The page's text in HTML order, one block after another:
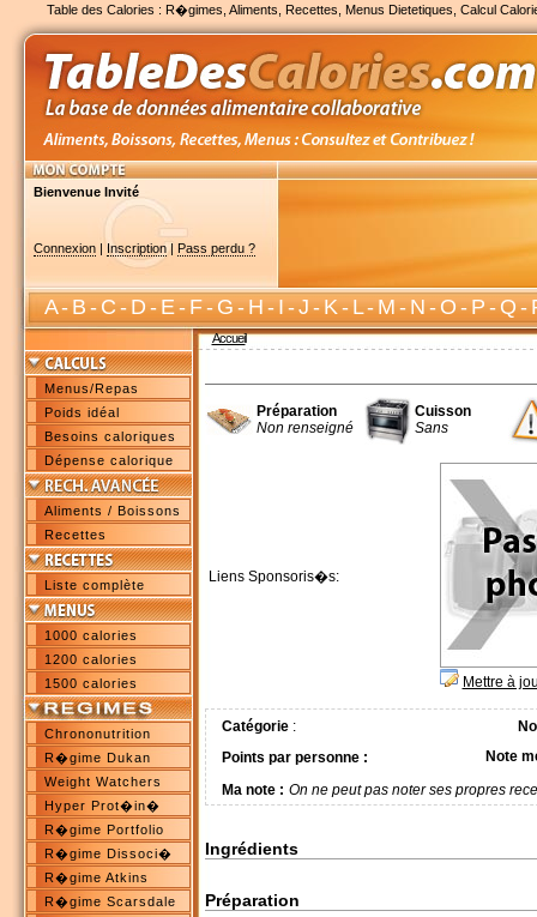
Table des Calories : R�gimes, Aliments, Recettes, Menus Dietetiques, Calcul
Bienvenue Invité
Connexion| Inscription| Pass perdu ?
A-B-C-D-E-F-G-H-I-J-K-L-M-N-O-P-Q-
Accueil
Menus/Repas
Poids idéal
Besoins caloriques
Dépense calorique
Aliments / Boissons
Recettes
Liste complète
1000 calories
1200 calories
1500 calories
Chrononutrition
R�gime Dukan
Weight Watchers
Hyper Prot�in�
R�gime Portfolio
R�gime Dissoci�
R�gime Atkins
R�gime Scarsdale
Préparation
Non renseigné
Cuisson
Sans
Liens Sponsoris�s:
Mettre à
Catégorie:
Points par personne :
Note
Ma note : On ne peut pas noter ses propres
Ingrédients
Préparation